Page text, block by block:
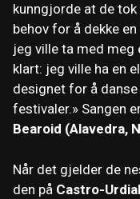
kunngjorde at de
behov for å dekke
jeg ville ta med meg
klart: jeg ville ha en
designet for å
festivaler.» Sangen
Bearoid (Alavedra,
Når det gjelder de
den på Castro-